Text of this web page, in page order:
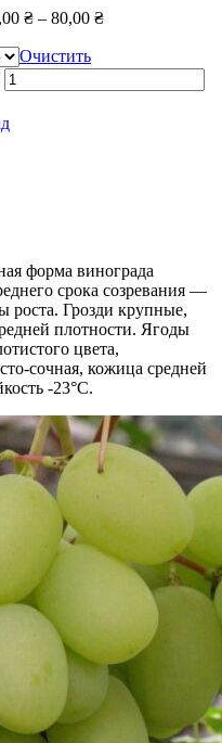
₴ – 80,00 ₴
Очистить
форма винограда
срока созревания —
роста. Грозди крупные,
плотности. Ягоды
цвета,
сочная, кожица средней
-23°С.